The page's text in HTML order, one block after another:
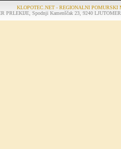
KLOPOTEC.NET - REGIONALNI POMURSKI
PRLEKIJE, Spodnji Kamenščak 23, 9240